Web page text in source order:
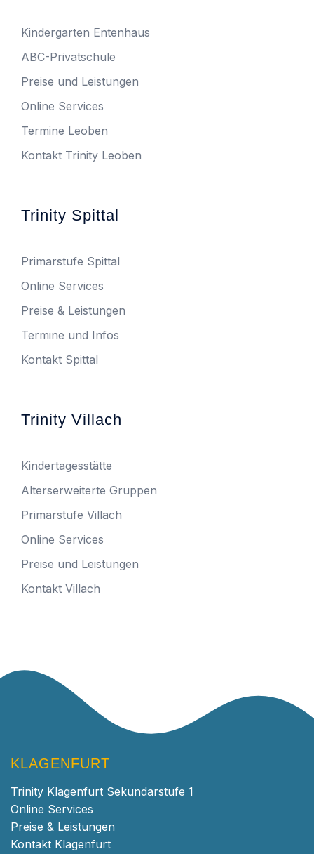
Kindergarten Entenhaus
ABC-Privatschule
Preise und Leistungen
Online Services
Termine Leoben
Kontakt Trinity Leoben
Trinity Spittal
Primarstufe Spittal
Online Services
Preise & Leistungen
Termine und Infos
Kontakt Spittal
Trinity Villach
Kindertagesstätte
Alterserweiterte Gruppen
Primarstufe Villach
Online Services
Preise und Leistungen
Kontakt Villach
KLAGENFURT
Trinity Klagenfurt Sekundarstufe 1
Online Services
Preise & Leistungen
Kontakt Klagenfurt